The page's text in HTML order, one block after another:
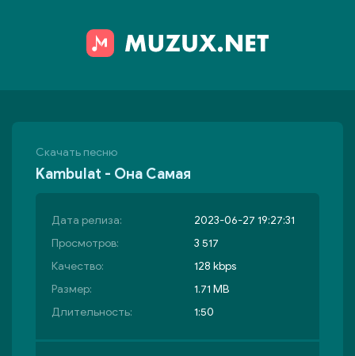
Скачать песню
Kambulat - Она Самая
Дата релиза:
2023-06-27 19:27:31
Просмотров:
3 517
Качество:
128 kbps
Размер:
1.71 MB
Длительность:
1:50